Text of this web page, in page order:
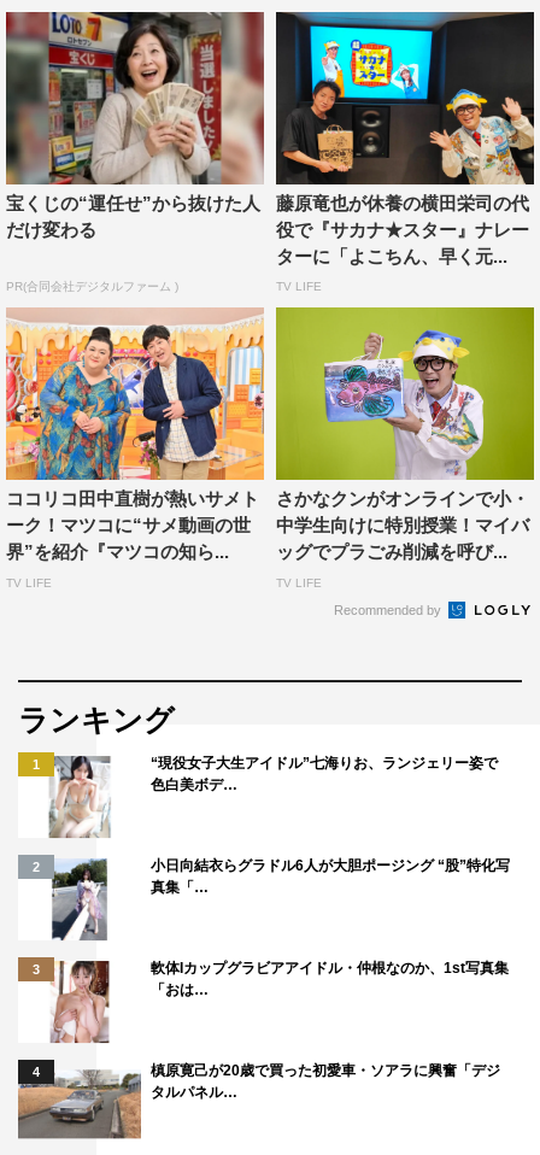
味わうことができて、もっともっと大好きになりました
♪ さかなクンのあこがれ、のんさまも特別ゲストとして
参加してくださり、サメちゃんのフカ～い魅力をギョ一緒
に調べちゃいます。さぁ、サメちゃんの魅力をギョ一緒に
レッツ・ギョ―!!
番組情報
『ギョギョッとサカナ★スター』
NHK総合
2023年12月27日（水）午後7時30分～8時42分
出演：さかなクン（東京海洋大学客員教授） 香音
特別ゲスト：のん
語り：藤原竜也
©NHK
さかなクン
宝くじの“運任せ”から抜けた人
だけ変わる
PR(合同会社デジタルファーム )
藤原竜也が休養の横田栄司の代
役で『サカナ★スター』ナレー
ターに「よこちん、早く元...
TV LIFE
ココリコ田中直樹が熱いサメト
ーク！マツコに“サメ動画の世
界”を紹介『マツコの知ら...
TV LIFE
さかなクンがオンラインで小・
中学生向けに特別授業！マイバ
ッグでプラごみ削減を呼び...
TV LIFE
Recommended by
ランキング
1
“現役女子大生アイドル”七海りお、ランジェリー姿で
色白美ボデ…
2
小日向結衣らグラドル6人が大胆ポージング “股”特化写
真集「…
3
軟体Iカップグラビアアイドル・仲根なのか、1st写真集
「おは…
4
槙原寛己が20歳で買った初愛車・ソアラに興奮「デジ
タルパネル…